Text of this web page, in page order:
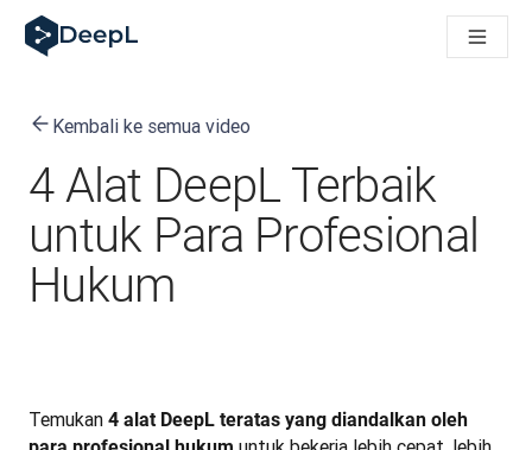
DeepL untuk agen AI
Translation Flow DeepL: Alur kerja baru yang didukung AI
Temukan Translation Flow: Pelokalan yang
Sistem Evaluasi Mutu Terjemahan DeepL: Cara
Terjemahan teks berkualitas tinggi ke platform suara real-
Building an instantly accessible voice demo with DeepL
Kembali ke semua video
4 Alat DeepL Terbaik
untuk Para Profesional
Hukum
Temukan 4 alat DeepL teratas yang diandalkan oleh